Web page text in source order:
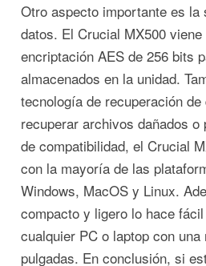
Otro aspecto importante es la
datos. El Crucial MX500
encriptación AES de 256 bits
almacenados en la unidad.
tecnología de recuperación
recuperar archivos dañados
de compatibilidad, el Crucial
con la mayoría de las
Windows, MacOS y Linux.
compacto y ligero lo hace
cualquier PC o laptop con
pulgadas. En conclusión, si